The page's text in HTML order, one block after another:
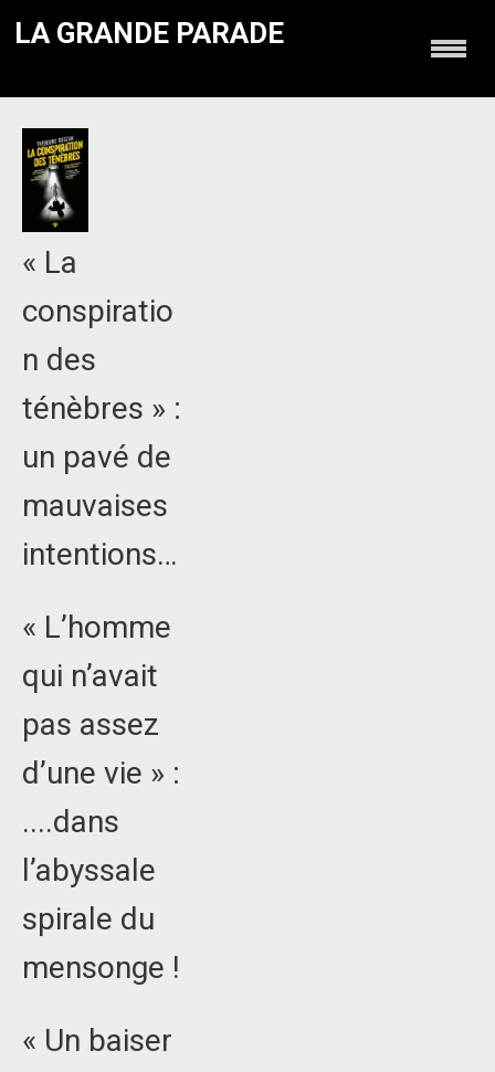
LA GRANDE PARADE
« La
conspiratio
n des
ténèbres » :
un pavé de
mauvaises
intentions…
« L’homme
qui n’avait
pas assez
d’une vie » :
....dans
l’abyssale
spirale du
mensonge !
« Un baiser